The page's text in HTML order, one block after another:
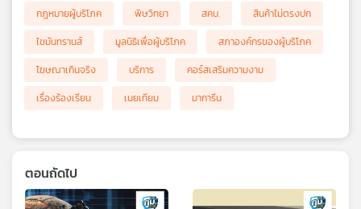
กฎหมายผู้บริโภค
พิษวิทยา สคบ.
สินค้าไม่ตรงปก
ไขมันทรานส์
มูลนิธิเพื่อผู้บริโภค
สภาองค์กรของผู้บริโภค
โฆษณาเกินจริง
บริการ
คอร์สเสริมความงาม
เรื่องร้องเรียน
เนยเทียม มาการีน
ตอนถัดไป